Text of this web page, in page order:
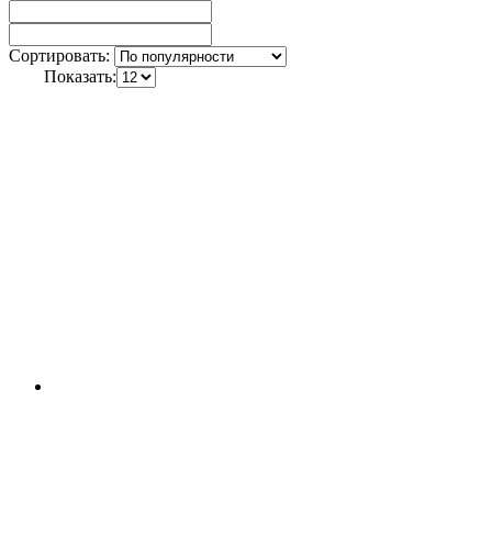
Сортировать:
Показать: